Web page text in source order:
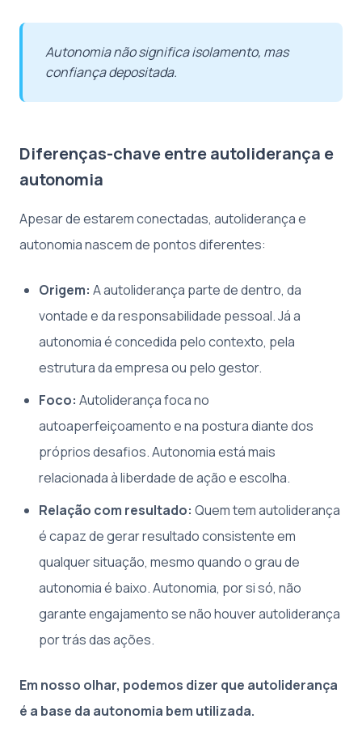
Autonomia não significa isolamento, mas
confiança depositada.
Diferenças-chave entre autoliderança e
autonomia
Apesar de estarem conectadas, autoliderança e
autonomia nascem de pontos diferentes:
Origem: A autoliderança parte de dentro, da
vontade e da responsabilidade pessoal. Já a
autonomia é concedida pelo contexto, pela
estrutura da empresa ou pelo gestor.
Foco: Autoliderança foca no
autoaperfeiçoamento e na postura diante dos
próprios desafios. Autonomia está mais
relacionada à liberdade de ação e escolha.
Relação com resultado: Quem tem autoliderança
é capaz de gerar resultado consistente em
qualquer situação, mesmo quando o grau de
autonomia é baixo. Autonomia, por si só, não
garante engajamento se não houver autoliderança
por trás das ações.
Em nosso olhar, podemos dizer que autoliderança
é a base da autonomia bem utilizada.